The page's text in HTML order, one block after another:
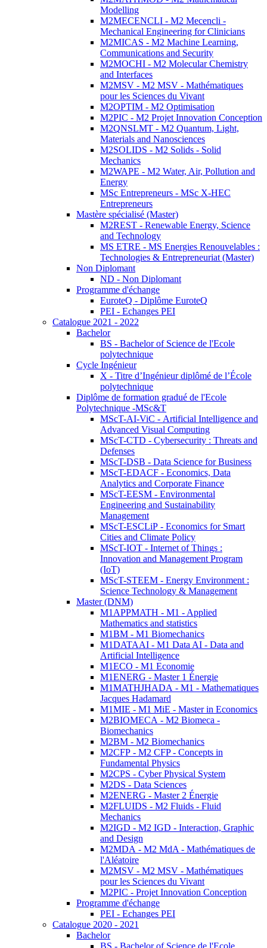
Modelling
M2MECENCLI - M2 Mecencli -
Mechanical Engineering for Clinicians
M2MICAS - M2 Machine Learning,
Communications and Security
M2MOCHI - M2 Molecular Chemistry
and Interfaces
M2MSV - M2 MSV - Mathématiques
pour les Sciences du Vivant
M2OPTIM - M2 Optimisation
M2PIC - M2 Projet Innovation Conception
M2QNSLMT - M2 Quantum, Light,
Materials and Nanosciences
M2SOLIDS - M2 Solids - Solid
Mechanics
M2WAPE - M2 Water, Air, Pollution and
Energy
MSc Entrepreneurs - MSc X-HEC
Entrepreneurs
Mastère spécialisé (Master)
M2REST - Renewable Energy, Science
and Technology
MS ETRE - MS Energies Renouvelables :
Technologies & Entrepreneuriat (Master)
Non Diplomant
ND - Non Diplomant
Programme d'échange
EuroteQ - Diplôme EuroteQ
PEI - Echanges PEI
Catalogue 2021 - 2022
Bachelor
BS - Bachelor of Science de l'Ecole
polytechnique
Cycle Ingénieur
X - Titre d’Ingénieur diplômé de l’École
polytechnique
Diplôme de formation gradué de l'Ecole
Polytechnique -MSc&T
MScT-AI-ViC - Artificial Intelligence and
Advanced Visual Computing
MScT-CTD - Cybersecurity : Threats and
Defenses
MScT-DSB - Data Science for Business
MScT-EDACF - Economics, Data
Analytics and Corporate Finance
MScT-EESM - Environmental
Engineering and Sustainability
Management
MScT-ESCLiP - Economics for Smart
Cities and Climate Policy
MScT-IOT - Internet of Things :
Innovation and Management Program
(IoT)
MScT-STEEM - Energy Environment :
Science Technology & Management
Master (DNM)
M1APPMATH - M1 - Applied
Mathematics and statistics
M1BM - M1 Biomechanics
M1DATAAI - M1 Data AI - Data and
Artificial Intelligence
M1ECO - M1 Economie
M1ENERG - Master 1 Énergie
M1MATHJHADA - M1 - Mathematiques
Jacques Hadamard
M1MIE - M1 MiE - Master in Economics
M2BIOMECA - M2 Biomeca -
Biomechanics
M2BM - M2 Biomechanics
M2CFP - M2 CFP - Concepts in
Fundamental Physics
M2CPS - Cyber Physical System
M2DS - Data Sciences
M2ENERG - Master 2 Énergie
M2FLUIDS - M2 Fluids - Fluid
Mechanics
M2IGD - M2 IGD - Interaction, Graphic
and Design
M2MDA - M2 MdA - Mathématiques de
l'Aléatoire
M2MSV - M2 MSV - Mathématiques
pour les Sciences du Vivant
M2PIC - Projet Innovation Conception
Programme d'échange
PEI - Echanges PEI
Catalogue 2020 - 2021
Bachelor
BS - Bachelor of Science de l'Ecole